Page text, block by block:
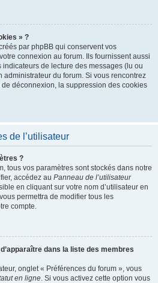
» ?
par phpBB qui conservent vos
connexion au forum. Ils fournissent aussi
de lecture des messages (lu ou
administrateur du forum. Si vous rencontrez
déconnexion, la suppression des cookies
de l’utilisateur
?
tous vos paramètres sont stockés dans notre
accédez au Panneau de l’utilisateur
en cliquant sur votre nom d’utilisateur en
permettra de modifier tous les
compte.
dans la liste des membres
onglet « Préférences du forum », vous
en ligne. Si vous activez cette option vous